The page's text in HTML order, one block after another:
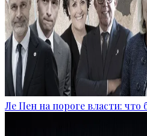
Ле Пен на пороге власти: